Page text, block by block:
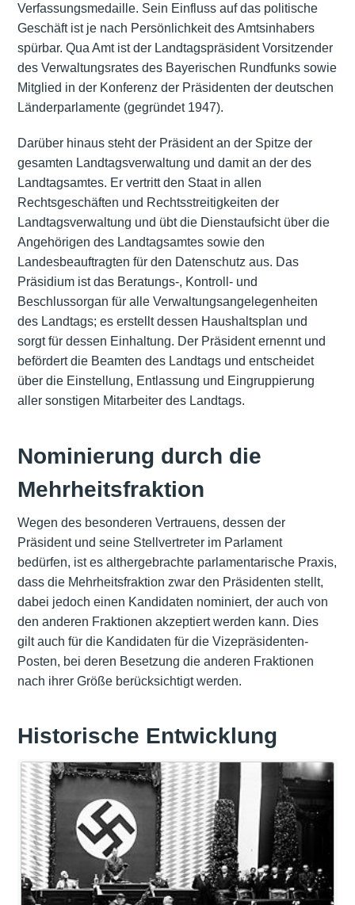
Verfassungsmedaille. Sein Einfluss auf das politische
Geschäft ist je nach Persönlichkeit des Amtsinhabers
spürbar. Qua Amt ist der Landtagspräsident Vorsitzender
des Verwaltungsrates des Bayerischen Rundfunkssowie
Mitglied in der Konferenz der Präsidenten der deutschen
Länderparlamente (gegründet 1947).
Darüber hinaus steht der Präsident an der Spitze der
gesamten Landtagsverwaltung und damit an der des
Landtagsamtes. Er vertritt den Staat in allen
Rechtsgeschäften und Rechtsstreitigkeiten der
Landtagsverwaltung und übt die Dienstaufsicht über die
Angehörigen des Landtagsamtes sowie den
Landesbeauftragten für den Datenschutz aus. Das
Präsidium ist das Beratungs-, Kontroll- und
Beschlussorgan für alle Verwaltungsangelegenheiten
des Landtags; es erstellt dessen Haushaltsplan und
sorgt für dessen Einhaltung. Der Präsident ernennt und
befördert die Beamten des Landtags und entscheidet
über die Einstellung, Entlassung und Eingruppierung
aller sonstigen Mitarbeiter des Landtags.
Nominierung durch die
Mehrheitsfraktion
Wegen des besonderen Vertrauens, dessen der
Präsident und seine Stellvertreter im Parlament
bedürfen, ist es althergebrachte parlamentarische Praxis,
dass die Mehrheitsfraktion zwar den Präsidenten stellt,
dabei jedoch einen Kandidaten nominiert, der auch von
den anderen Fraktionen akzeptiert werden kann. Dies
gilt auch für die Kandidaten für die Vizepräsidenten-
Posten, bei deren Besetzung die anderen Fraktionen
nach ihrer Größe berücksichtigt werden.
Historische Entwicklung